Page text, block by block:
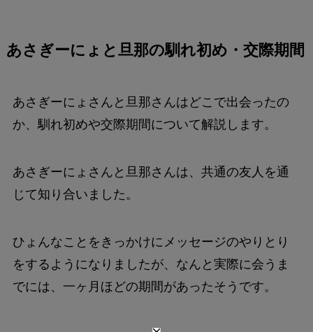
あさぎーにょと旦那の馴れ初め・交際期間
あさぎーにょさんと旦那さんはどこで出会ったの
か、馴れ初めや交際期間について解説します。
あさぎーにょさんと旦那さんは、共通の友人を通
じて知り合いました。
ひょんなことをきっかけにメッセージのやりとり
をするようになりましたが、なんと実際に会うま
でには、一ヶ月ほどの期間があったそうです。